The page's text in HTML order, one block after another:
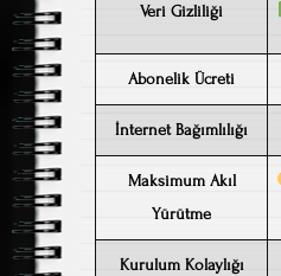
Veri Gizliliği
Abonelik Ücreti
İnternet Bağımlılığı
Maksimum Akıl
Yürütme
Kurulum Kolaylığı